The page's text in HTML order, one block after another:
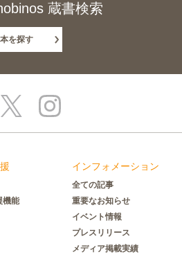
蔵書検索
本を探す
機能
インフォメーション
全ての記事
重要なお知らせ
イベント情報
プレスリリース
メディア掲載実績